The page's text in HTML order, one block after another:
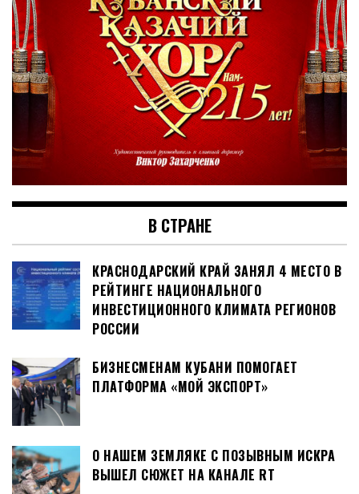
В СТРАНЕ
КРАСНОДАРСКИЙ КРАЙ ЗАНЯЛ 4 МЕСТО В
РЕЙТИНГЕ НАЦИОНАЛЬНОГО
ИНВЕСТИЦИОННОГО КЛИМАТА РЕГИОНОВ
РОССИИ
БИЗНЕСМЕНАМ КУБАНИ ПОМОГАЕТ
ПЛАТФОРМА «МОЙ ЭКСПОРТ»
О НАШЕМ ЗЕМЛЯКЕ С ПОЗЫВНЫМ ИСКРА
ВЫШЕЛ СЮЖЕТ НА КАНАЛЕ RT